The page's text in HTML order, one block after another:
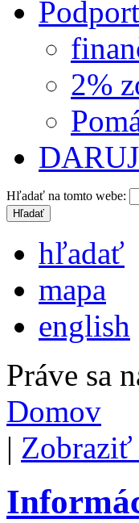
2%
Hľadať na tomto webe:
hľadať
mapa
english
Práve sa
Domov
| Zobraziť